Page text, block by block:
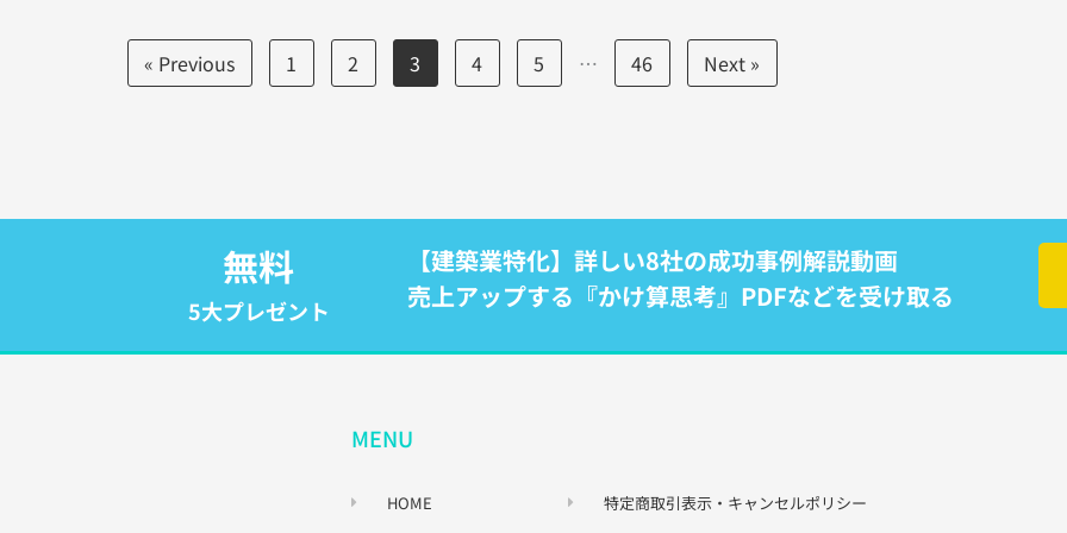
« Previous 1 2 3 4 5 … 46 Next »
無料
5大プレゼント
【建築業特化】詳しい8社の成功事例解説動画
売上アップする『かけ算思考』PDFなどを受け取る
MENU
HOME 特定商取引表示・キャンセルポリシー